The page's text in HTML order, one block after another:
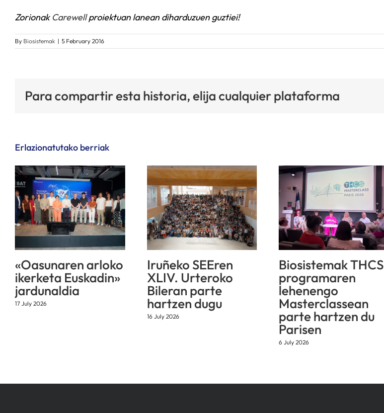
ZorionakCarewellproiektuan lanean diharduzuen guztiei!
By Biosistemak | 5 February 2016
Para compartir esta historia, elija cualquier plataforma
Erlazionatutako berriak
«Oasunaren arloko
ikerketa Euskadin»
jardunaldia
17 July 2026
Iruñeko SEEren
XLIV. Urteroko
Bileran parte
hartzen dugu
16 July 2026
Biosistemak THCS
programaren
lehenengo
Masterclassean
parte hartzen du
Parisen
6 July 2026